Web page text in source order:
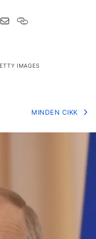
IMAGES
MINDEN CIKK